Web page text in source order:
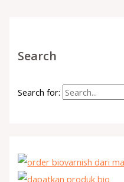
Search
Search for: